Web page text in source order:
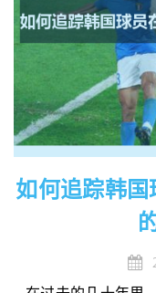
如何追踪韩